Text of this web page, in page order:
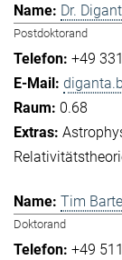
Dr.
Postdoktorand
+49
0.68
Tim
Doktorand
+49